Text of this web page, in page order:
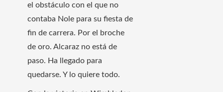
el obstáculo con el que no
contaba Nole para su fiesta de
fin de carrera. Por el broche
de oro. Alcaraz no está de
paso. Ha llegado para
quedarse. Y lo quiere todo.